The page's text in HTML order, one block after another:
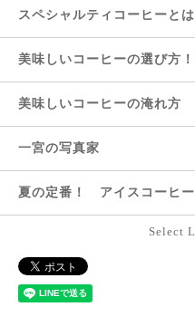
スペシャルティコーヒーとは
美味しいコーヒーの選び方！
美味しいコーヒーの淹れ方
一宮の写真家
夏の定番！ アイスコーヒ
Select